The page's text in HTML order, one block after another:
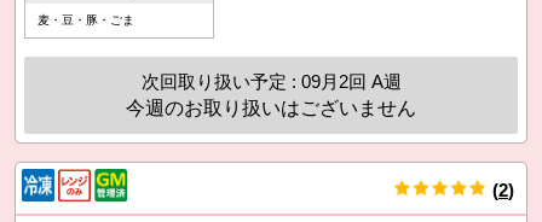
麦・豆・豚・ごま
次回取り扱い予定 : 09月2回 A週
今週のお取り扱いはございません
(2)